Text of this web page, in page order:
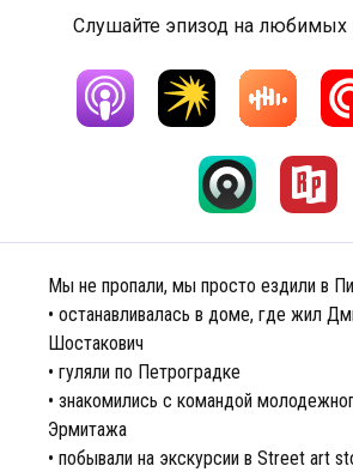
Слушайте эпизод на любимых
Мы не пропали, мы просто ездили в
• останавливалась в доме, где жил
Шостакович
• гуляли по Петроградке
• знакомились с командой
Эрмитажа
• побывали на экскурсии в Street art